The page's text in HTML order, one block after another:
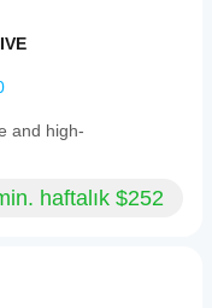
and high-
haftalık $252